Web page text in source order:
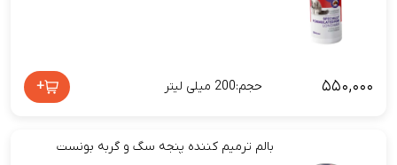
۵۵۰,۰۰۰ حجم:200 میلی لیتر +
بالم ترمیم کننده پنجه سگ و گربه بونست